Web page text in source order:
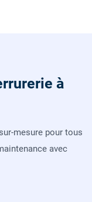
à
mesure pour tous
avec